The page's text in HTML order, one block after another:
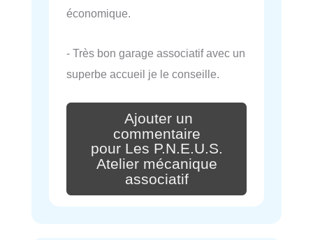
économique.
- Très bon garage associatif avec un
superbe accueil je le conseille.
Ajouter un
commentaire
pour Les P.N.E.U.S.
Atelier mécanique
associatif